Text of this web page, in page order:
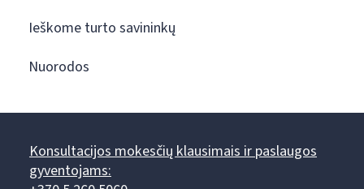
Ieškome turto savininkų
Nuorodos
Konsultacijos mokesčių klausimais ir paslaugos
gyventojams: